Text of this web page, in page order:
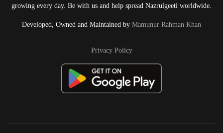
growing every day. Be with us and help spread Nazrulgeeti worldwide.
Developed, Owned and Maintained by Mamunur Rahman Khan
Privacy Policy